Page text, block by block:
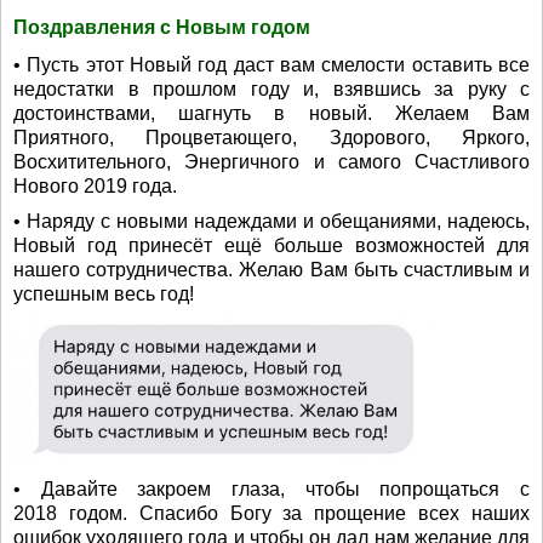
Поздравления с Новым годом
• Пусть этот Новый год даст вам смелости оставить все
недостатки в прошлом году и, взявшись за руку с
достоинствами, шагнуть в новый. Желаем Вам
Приятного, Процветающего, Здорового, Яркого,
Восхитительного, Энергичного и самого Счастливого
Нового 2019 года.
• Наряду с новыми надеждами и обещаниями, надеюсь,
Новый год принесёт ещё больше возможностей для
нашего сотрудничества. Желаю Вам быть счастливым и
успешным весь год!
• Давайте закроем глаза, чтобы попрощаться с
2018 годом. Спасибо Богу за прощение всех наших
ошибок уходящего года и чтобы он дал нам желание для